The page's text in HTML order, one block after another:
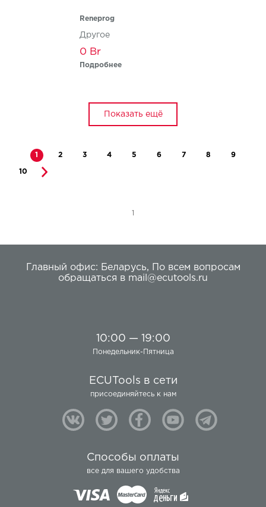
Reneprog
Другое
0
Подробнее
Показать ещё
1 2 3 4 5 6 7 8 9
10
1
Главный офис: Беларусь,
По всем вопросам
обращаться в mail@ecutools.ru
10:00 — 19:00
Понедельник-Пятница
ECUTools в сети
присоединяйтесь к нам
Способы оплаты
все для вашего удобства